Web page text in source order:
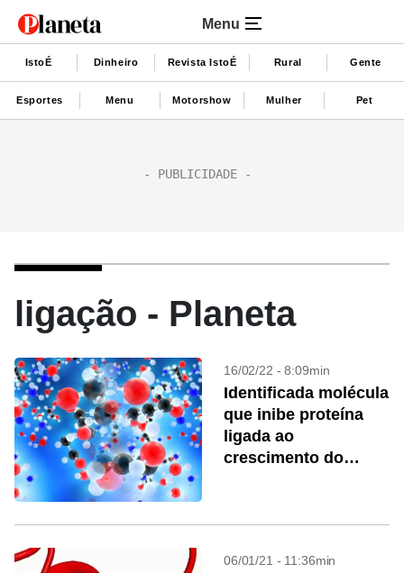
Menu
IstoÉ Dinheiro Revista IstoÉ Rural Gente
Esportes Menu Motorshow Mulher Pet
ligação - Planeta
16/02/22 - 8:09min
Identificada molécula
que inibe proteína
ligada ao
crescimento do
06/01/21 - 11:36min